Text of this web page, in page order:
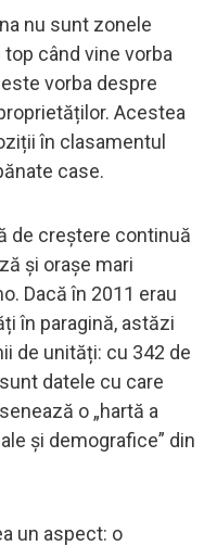
nu sunt zonele
când vine vorba
vorba despre
Acestea
în clasamentul
case.
de creștere continuă
și orașe mari
Dacă în 2011 erau
în paragină, astăzi
de unități: cu 342 de
datele cu care
o „hartă a
și demografice” din
un aspect: o